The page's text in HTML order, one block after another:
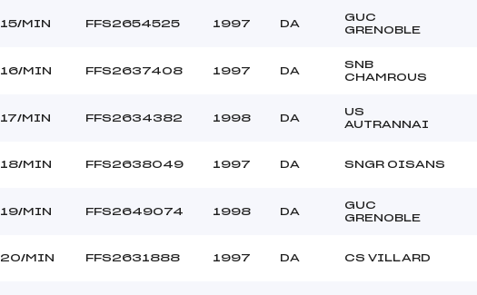
15/MIN FFS2654525 1997 DA
GUC
GRENOBLE
16/MIN FFS2637408 1997 DA
SNB
CHAMROUS
17/MIN FFS2634382 1998 DA
US
AUTRANNAI
18/MIN FFS2638049 1997 DA SNGR OISANS
19/MIN FFS2649074 1998 DA
GUC
GRENOBLE
20/MIN FFS2631888 1997 DA CS VILLARD